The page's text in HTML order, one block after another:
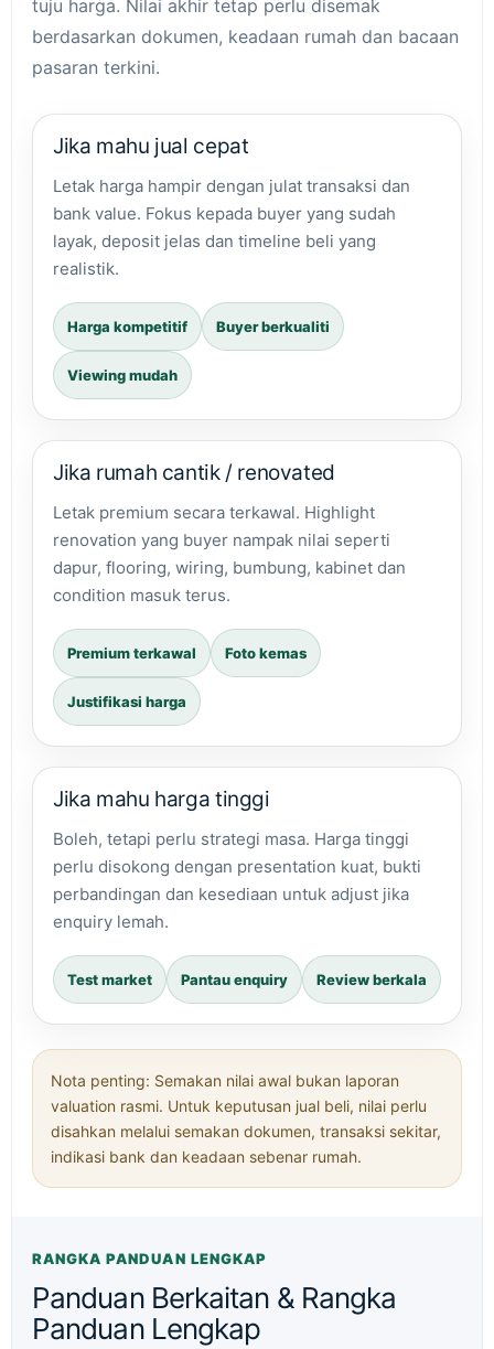
tuju harga. Nilai akhir tetap perlu disemak
berdasarkan dokumen, keadaan rumah dan bacaan
pasaran terkini.
Jika mahu jual cepat
Letak harga hampir dengan julat transaksi dan
bank value. Fokus kepada buyer yang sudah
layak, deposit jelas dan timeline beli yang
realistik.
Harga kompetitif Buyer berkualiti
Viewing mudah
Jika rumah cantik / renovated
Letak premium secara terkawal. Highlight
renovation yang buyer nampak nilai seperti
dapur, flooring, wiring, bumbung, kabinet dan
condition masuk terus.
Premium terkawal Foto kemas
Justifikasi harga
Jika mahu harga tinggi
Boleh, tetapi perlu strategi masa. Harga tinggi
perlu disokong dengan presentation kuat, bukti
perbandingan dan kesediaan untuk adjust jika
enquiry lemah.
Test market Pantau enquiry Review berkala
Nota penting: Semakan nilai awal bukan laporan
valuation rasmi. Untuk keputusan jual beli, nilai perlu
disahkan melalui semakan dokumen, transaksi sekitar,
indikasi bank dan keadaan sebenar rumah.
RANGKA PANDUAN LENGKAP
Panduan Berkaitan & Rangka
Panduan Lengkap